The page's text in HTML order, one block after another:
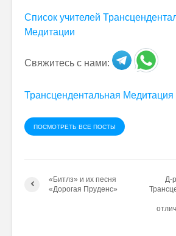
Список учителей
Медитации
Свяжитесь с нами:
Трансцендентальная
ПОСМОТРЕТЬ ВСЕ ПОСТЫ
«Битлз» и их песня
«Дорогая Пруденс»
Д-